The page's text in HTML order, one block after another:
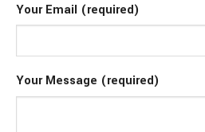
Your Email (required)
Your Message (required)